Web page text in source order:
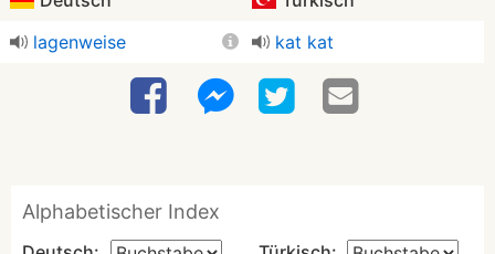
lagenweise
kat kat
Alphabetischer Index